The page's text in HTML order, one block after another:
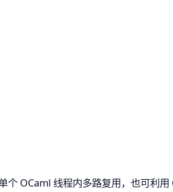
OCaml 线程内多路复用，也可利